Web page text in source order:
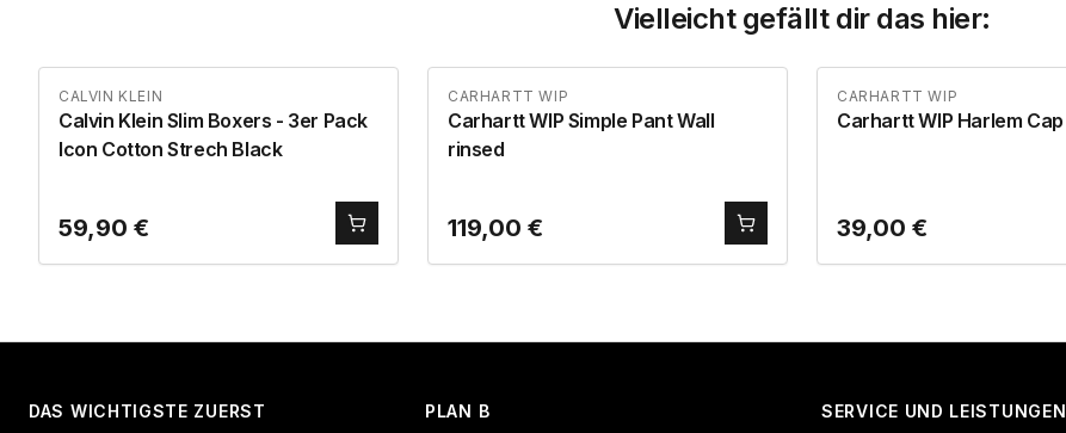
Vielleicht gefällt dir das hier:
CALVIN KLEIN
Calvin Klein Slim Boxers - 3er Pack
Icon Cotton Strech Black
59,90 €
CARHARTT WIP
Carhartt WIP Simple Pant Wall
rinsed
119,00 €
CARHARTT WIP
Carhartt WIP Harlem Cap
39,00 €
DAS WICHTIGSTE ZUERST PLAN B SERVICE UND LEISTUNGEN